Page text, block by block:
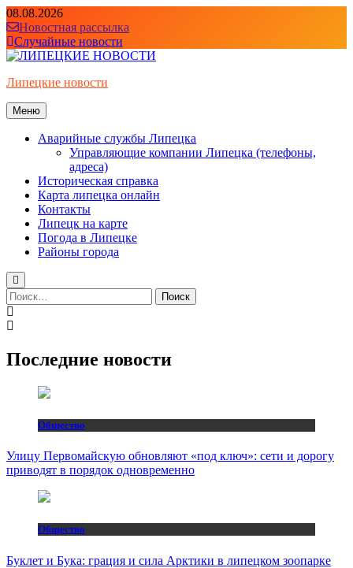
Перейти
к
содержимому
08.08.2026
Новостная рассылка
Случайные новости
Липецкие новости
Меню
Аварийные службы Липецка
Управляющие компании Липецка (телефоны,
адреса)
Историческая справка
Карта липецка онлайн
Контакты
Липецк на карте
Погода в Липецке
Районы города
Найти:
Последние новости
Общество
Улицу Первомайскую обновляют «под ключ»: сети и дорогу
приводят в порядок одновременно
Общество
Буклет и Бука: грация и сила Арктики в липецком зоопарке